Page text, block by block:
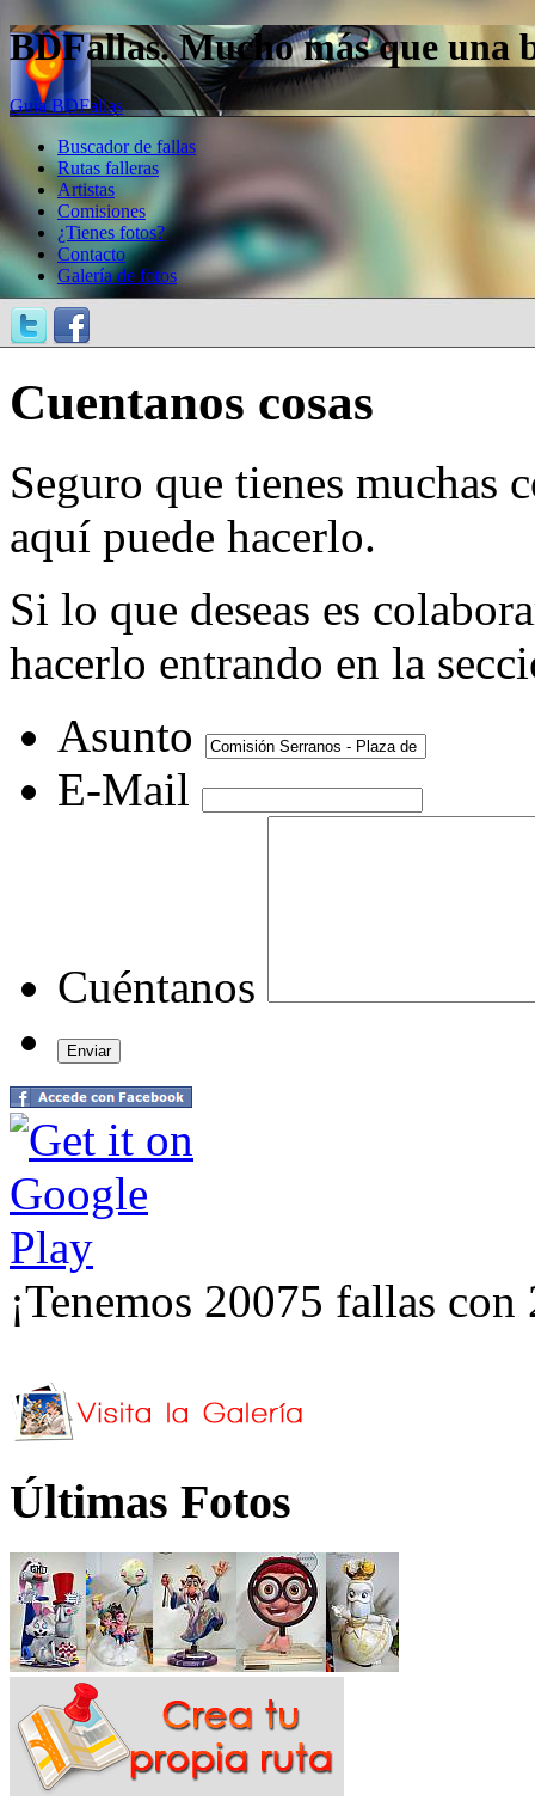
BDFallas. Mucho más que una
Guía BDFallas
Buscador de fallas
Rutas falleras
Artistas
Comisiones
¿Tienes fotos?
Contacto
Galería de fotos
Cuentanos cosas
Seguro que tienes muchas
aquí puede hacerlo.
Si lo que deseas es
hacerlo entrando en la
Asunto
E-Mail
Cuéntanos
¡Tenemos 20075 fallas
Últimas Fotos